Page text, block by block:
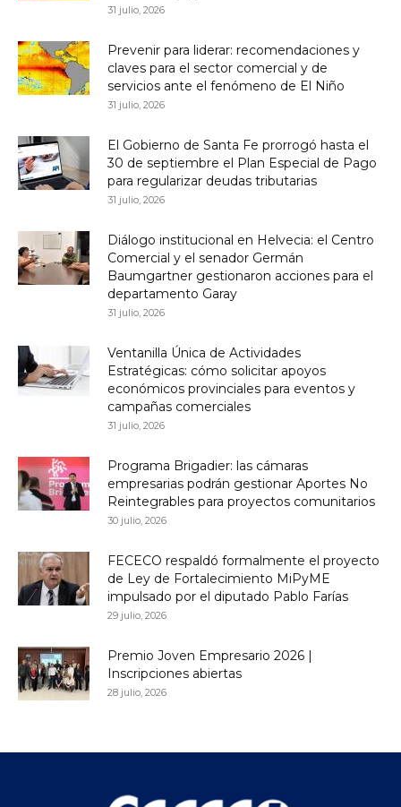
31 julio, 2026
Prevenir para liderar: recomendaciones y
claves para el sector comercial y de
servicios ante el fenómeno de El Niño
31 julio, 2026
El Gobierno de Santa Fe prorrogó hasta el
30 de septiembre el Plan Especial de Pago
para regularizar deudas tributarias
31 julio, 2026
Diálogo institucional en Helvecia: el Centro
Comercial y el senador Germán
Baumgartner gestionaron acciones para el
departamento Garay
31 julio, 2026
Ventanilla Única de Actividades
Estratégicas: cómo solicitar apoyos
económicos provinciales para eventos y
campañas comerciales
31 julio, 2026
Programa Brigadier: las cámaras
empresarias podrán gestionar Aportes No
Reintegrables para proyectos comunitarios
30 julio, 2026
FECECO respaldó formalmente el proyecto
de Ley de Fortalecimiento MiPyME
impulsado por el diputado Pablo Farías
29 julio, 2026
Premio Joven Empresario 2026 |
Inscripciones abiertas
28 julio, 2026